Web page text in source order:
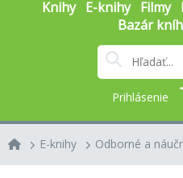
Knihy E-knihy Filmy
Bazár kníh
Prihlásenie
E-knihy Odborné a